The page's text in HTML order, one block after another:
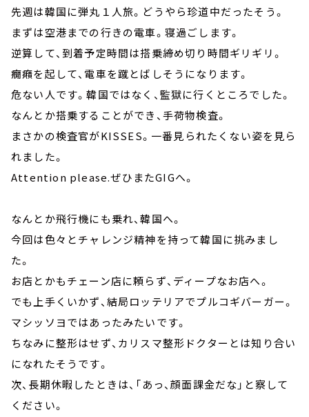
先週は韓国に弾丸１人旅。どうやら珍道中だったそう。
まずは空港までの行きの電車。寝過ごします。
逆算して、到着予定時間は搭乗締め切り時間ギリギリ。
癇癪を起して、電車を蹴とばしそうになります。
危ない人です。韓国ではなく、監獄に行くところでした。
なんとか搭乗することができ、手荷物検査。
まさかの検査官がKISSES。一番見られたくない姿を見ら
れました。
Attention please.ぜひまたGIGへ。
なんとか飛行機にも乗れ、韓国へ。
今回は色々とチャレンジ精神を持って韓国に挑みまし
た。
お店とかもチェーン店に頼らず、ディープなお店へ。
でも上手くいかず、結局ロッテリアでプルコギバーガー。
マシッソヨではあったみたいです。
ちなみに整形はせず、カリスマ整形ドクターとは知り合い
になれたそうです。
次、長期休暇したときは、「あっ、顔面課金だな」と察して
ください。